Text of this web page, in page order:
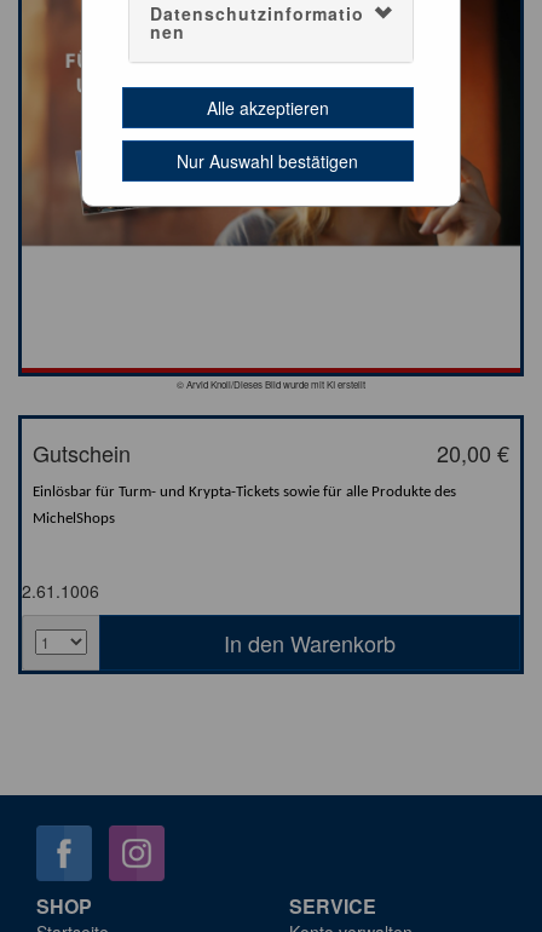
Datenschutzinformatio
nen
Alle akzeptieren
Nur Auswahl bestätigen
© Arvid Knoll/Dieses Bild wurde mit KI erstellt
20,00 €
Gutschein
Einlösbar für Turm- und Krypta-Tickets sowie für alle Produkte des
MichelShops
2.61.1006
SHOP SERVICE